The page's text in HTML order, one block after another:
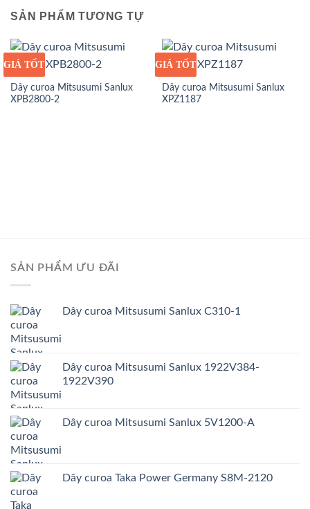
SẢN PHẨM TƯƠNG TỰ
GIÁ SỈ
GIÁ TỐT
Dây curoa Mitsusumi Sanlux
XPB2800-2
GIÁ SỈ
GIÁ TỐT
Dây curoa Mitsusumi Sanlux
XPZ1187
SẢN PHẨM ƯU ĐÃI
Dây curoa Mitsusumi Sanlux C310-1
Dây curoa Mitsusumi Sanlux 1922V384-
1922V390
Dây curoa Mitsusumi Sanlux 5V1200-A
Dây curoa Taka Power Germany S8M-2120